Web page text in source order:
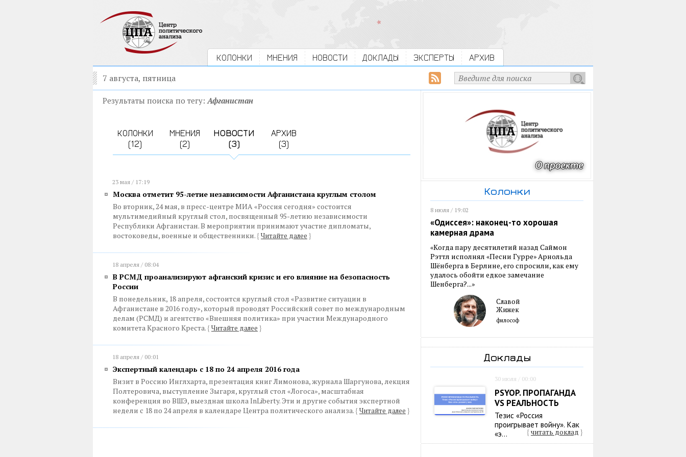
КОЛОНКИ МНЕНИЯ НОВОСТИ ДОКЛАДЫ ЭКСПЕРТЫ АРХИВ
7 августа, пятница
Результаты поиска по тегу:Афганистан
КОЛОНКИ
(12)
МНЕНИЯ
(2)
НОВОСТИ
(3)
АРХИВ
(3)
23 мая / 17:19
Москва отметит 95-летие независимости Афганистана круглым столом
Во вторник, 24 мая, в пресс-центре МИА «Россия сегодня» состоится
мультимедийный круглый стол, посвященный 95-летию независимости
Республики Афганистан. В мероприятии принимают участие дипломаты,
востоковеды, военные и общественники. { Читайте далее }
18 апреля / 08:04
В РСМД проанализируют афганский кризис и его влияние на безопасность
России
В понедельник, 18 апреля, состоится круглый стол «Развитие ситуации в
Афганистане в 2016 году», который проводят Российский совет по международным
делам (РСМД) и агентство «Внешняя политика» при участии Международного
комитета Красного Креста. { Читайте далее }
18 апреля / 00:01
Экспертный календарь с 18 по 24 апреля 2016 года
Визит в Россию Инглхарта, презентация книг Лимонова, журнала Шаргунова, лекция
Полтеровича, выступление Зыгаря, круглый стол «Логоса», масштабная
конференция во ВШЭ, выездная школа InLiberty. Эти и другие события экспертной
недели с 18 по 24 апреля в календаре Центра политического анализа. { Читайте далее }
Колонки
8 июля / 19:02
«Одиссея»: наконец-то хорошая
камерная драма
«Когда пару десятилетий назад Саймон
Рэттл исполнял «Песни Гурре» Арнольда
Шёнберга в Берлине, его спросили, как ему
удалось обойти едкое замечание
Шенберга?...»
Славой
Жижек
философ
Доклады
30 июля / 00:00
PSYOP. ПРОПАГАНДА
VS РЕАЛЬНОСТЬ
Тезис «Россия
проигрывает войну». Как
«э...
{ читать доклад }